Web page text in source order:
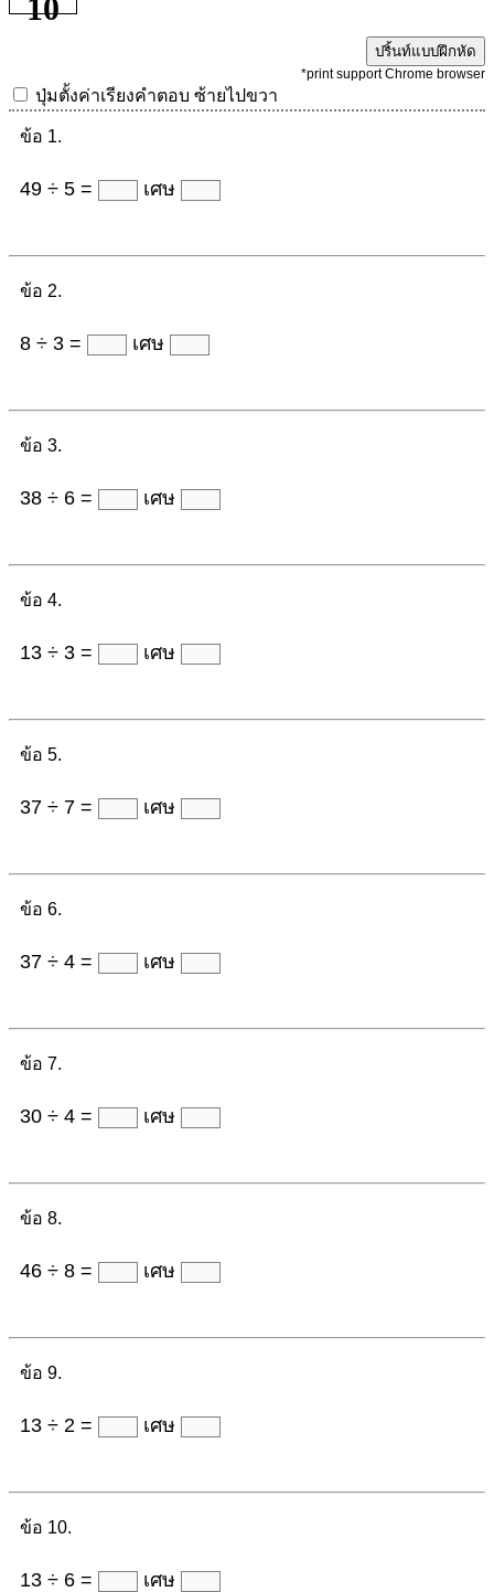
10
ปริ้นท์แบบฝึกหัด
*print support Chrome browser
ปุ่มตั้งค่าเรียงคำตอบ ซ้ายไปขวา
ข้อ 1.
49 ÷ 5 = เศษ
ข้อ 2.
8 ÷ 3 = เศษ
ข้อ 3.
38 ÷ 6 = เศษ
ข้อ 4.
13 ÷ 3 = เศษ
ข้อ 5.
37 ÷ 7 = เศษ
ข้อ 6.
37 ÷ 4 = เศษ
ข้อ 7.
30 ÷ 4 = เศษ
ข้อ 8.
46 ÷ 8 = เศษ
ข้อ 9.
13 ÷ 2 = เศษ
ข้อ 10.
13 ÷ 6 = เศษ